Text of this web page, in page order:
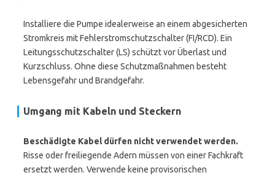
Installiere die Pumpe idealerweise an einem abgesicherten
Stromkreis mit Fehlerstromschutzschalter (FI/RCD). Ein
Leitungsschutzschalter (LS) schützt vor Überlast und
Kurzschluss. Ohne diese Schutzmaßnahmen besteht
Lebensgefahr und Brandgefahr.
Umgang mit Kabeln und Steckern
Beschädigte Kabel dürfen nicht verwendet werden.
Risse oder freiliegende Adern müssen von einer Fachkraft
ersetzt werden. Verwende keine provisorischen